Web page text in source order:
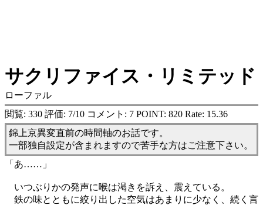
サクリファイス・リミテッド
ローファル
閲覧: 330 評価: 7/10 コメント: 7 POINT: 820 Rate: 15.36
錦上京異変直前の時間軸のお話です。
一部独自設定が含まれますので苦手な方はご注意下さい。
「あ……」
いつぶりかの発声に喉は渇きを訴え、震えている。
鉄の味とともに絞り出した空気はあまりに少なく、続く言